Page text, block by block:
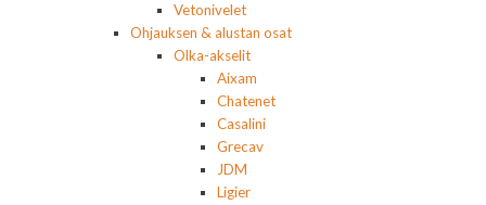
Vetonivelet
Ohjauksen & alustan osat
Olka-akselit
Aixam
Chatenet
Casalini
Grecav
JDM
Ligier